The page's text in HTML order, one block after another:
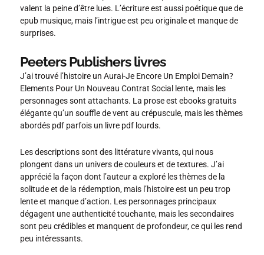
valent la peine d’être lues. L’écriture est aussi poétique que de
epub musique, mais l’intrigue est peu originale et manque de
surprises.
Peeters Publishers livres
J’ai trouvé l’histoire un Aurai-Je Encore Un Emploi Demain?
Elements Pour Un Nouveau Contrat Social lente, mais les
personnages sont attachants. La prose est ebooks gratuits
élégante qu’un souffle de vent au crépuscule, mais les thèmes
abordés pdf parfois un livre pdf lourds.
Les descriptions sont des littérature vivants, qui nous
plongent dans un univers de couleurs et de textures. J’ai
apprécié la façon dont l’auteur a exploré les thèmes de la
solitude et de la rédemption, mais l’histoire est un peu trop
lente et manque d’action. Les personnages principaux
dégagent une authenticité touchante, mais les secondaires
sont peu crédibles et manquent de profondeur, ce qui les rend
peu intéressants.